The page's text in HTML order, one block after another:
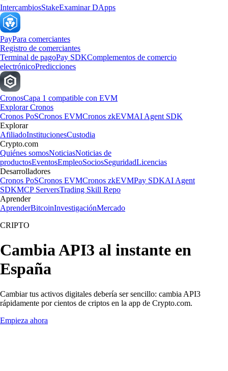
IntercambiosStakeExaminar DApps
PayPara comerciantes
Registro de comerciantes
Terminal de pagoPay SDKComplementos de comercio
electrónicoPredicciones
CronosCapa 1 compatible con EVM
Explorar Cronos
Cronos PoSCronos EVMCronos zkEVMAI Agent SDK
Explorar
AfiliadoInstitucionesCustodia
Crypto.com
Quiénes somosNoticiasNoticias de
productosEventosEmpleoSociosSeguridadLicencias
Desarrolladores
Cronos PoSCronos EVMCronos zkEVMPay SDKAI Agent
SDKMCP ServersTrading Skill Repo
Aprender
AprenderBitcoinInvestigaciónMercado
CRIPTO
Cambia API3 al instante en
España
Cambiar tus activos digitales debería ser sencillo: cambia API3
rápidamente por cientos de criptos en la app de Crypto.com.
Empieza ahora